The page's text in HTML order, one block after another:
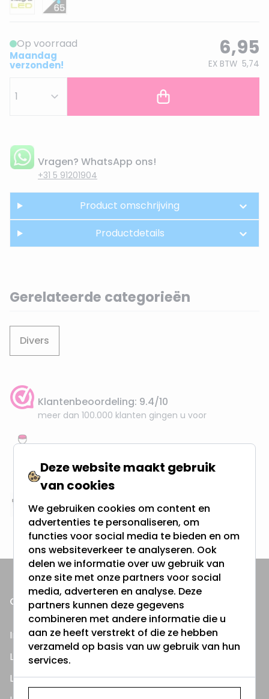
Op voorraad
Maandag
verzonden!
6,95
EX BTW 5,74
Vragen? WhatsApp ons!
+31 5 91201904
Product omschrijving
Productdetails
Gerelateerde categorieën
Divers
Klantenbeoordeling: 9.4/10
meer dan 100.000 klanten gingen u voor
Vanaf EUR100,- naar NL & BE
& 100 dagen recht op retour
Altijd uit eigen voorraad
3000m2 - 60.000+ Producten
ONZE PRODUCTEN
Inbouwspots
LED Lampen
LED TL Buizen
Deze website maakt gebruik
van cookies
We gebruiken cookies om content en
advertenties te personaliseren, om
functies voor social media te bieden en om
ons websiteverkeer te analyseren. Ook
delen we informatie over uw gebruik van
onze site met onze partners voor social
media, adverteren en analyse. Deze
partners kunnen deze gegevens
combineren met andere informatie die u
aan ze heeft verstrekt of die ze hebben
verzameld op basis van uw gebruik van hun
services.